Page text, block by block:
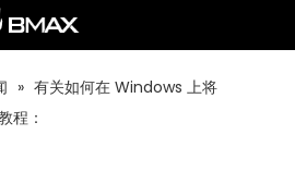
» 有关如何在 Windows 上将
程：